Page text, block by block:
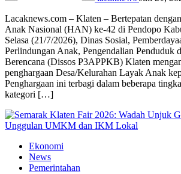
Lacaknews.com – Klaten – Bertepatan
Anak Nasional (HAN) ke-42 di Pendopo
Selasa (21/7/2026), Dinas Sosial,
Perlindungan Anak, Pengendalian Penduduk
Berencana (Dissos P3APPKB) Klaten
penghargaan Desa/Kelurahan Layak Anak
Penghargaan ini terbagi dalam beberapa
kategori […]
Ekonomi
News
Pemerintahan